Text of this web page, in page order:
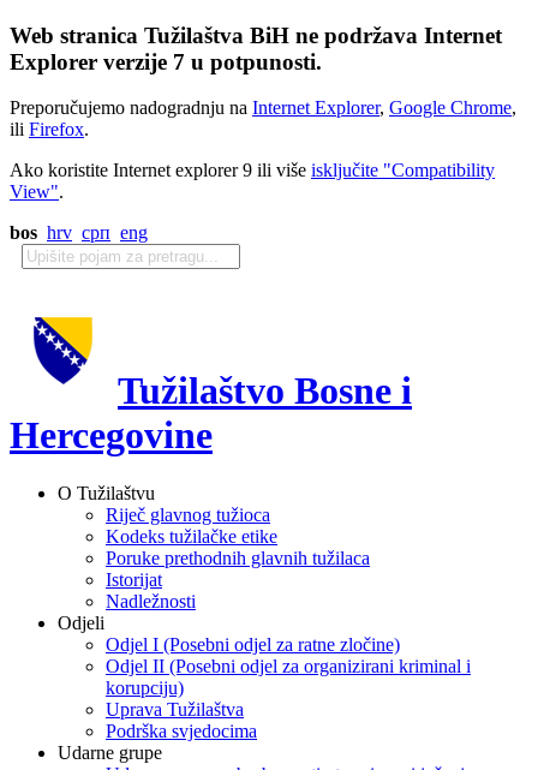
Web stranica Tužilaštva BiH ne podržava Internet
Explorer verzije 7 u potpunosti.
Preporučujemo nadogradnju na Internet Explorer, Google Chrome,
ili Firefox.
Ako koristite Internet explorer 9 ili više isključite "Compatibility
View".
bos hrv срп eng
Tužilaštvo Bosne i
Hercegovine
O Tužilaštvu
Riječ glavnog tužioca
Kodeks tužilačke etike
Poruke prethodnih glavnih tužilaca
Istorijat
Nadležnosti
Odjeli
Odjel I (Posebni odjel za ratne zločine)
Odjel II (Posebni odjel za organizirani kriminal i
korupciju)
Uprava Tužilaštva
Podrška svjedocima
Udarne grupe